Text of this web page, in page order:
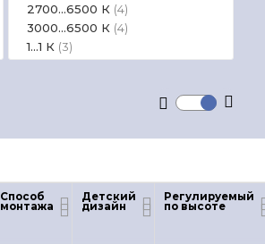
2700...6500 К (4)
3000...6500 К (4)
1...1 К (3)
2700...6400 К
5300...5300 К(2)
1250...1250 К(1)
2800...5500 К
Способ
монтажа
Детский
дизайн
Регулируемый
по высоте